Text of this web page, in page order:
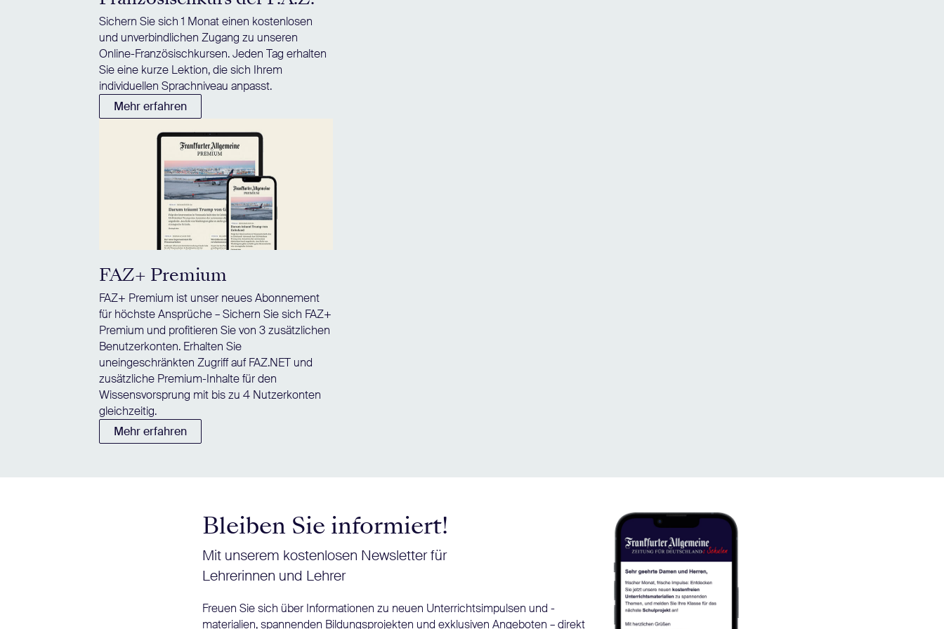
Sichern Sie sich 1 Monat einen kostenlosen
und unverbindlichen Zugang zu unseren
Online-Französischkursen. Jeden Tag erhalten
Sie eine kurze Lektion, die sich Ihrem
individuellen Sprachniveau anpasst.
Mehr erfahren
FAZ+ Premium
FAZ+ Premium ist unser neues Abonnement
für höchste Ansprüche – Sichern Sie sich FAZ+
Premium und profitieren Sie von 3 zusätzlichen
Benutzerkonten. Erhalten Sie
uneingeschränkten Zugriff auf FAZ.NET und
zusätzliche Premium-Inhalte für den
Wissensvorsprung mit bis zu 4 Nutzerkonten
gleichzeitig.
Mehr erfahren
Bleiben Sie informiert!
Mit unserem kostenlosen Newsletter für
Lehrerinnen und Lehrer
Freuen Sie sich über Informationen zu neuen Unterrichtsimpulsen und -
materialien, spannenden Bildungsprojekten und exklusiven Angeboten – direkt